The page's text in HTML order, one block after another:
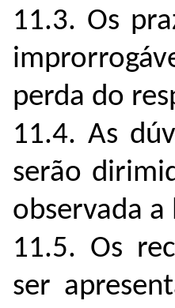
11.3. Os
perda do
11.4. As
serão
observada a
11.5. Os
ser